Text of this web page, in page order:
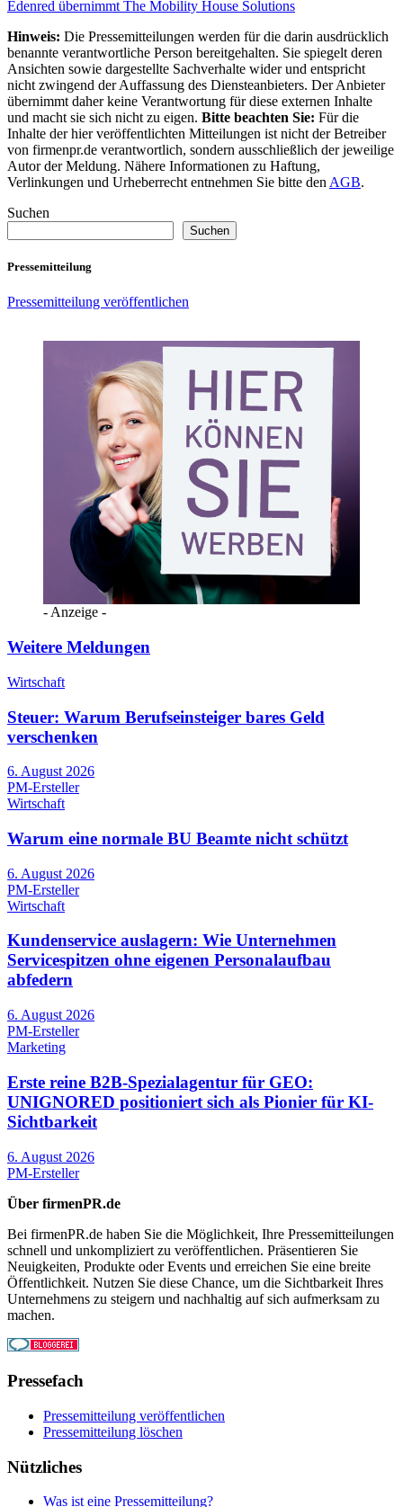
Edenred übernimmt The Mobility House Solutions
Hinweis: Die Pressemitteilungen werden für die darin ausdrücklich
benannte verantwortliche Person bereitgehalten. Sie spiegelt deren
Ansichten sowie dargestellte Sachverhalte wider und entspricht
nicht zwingend der Auffassung des Diensteanbieters. Der Anbieter
übernimmt daher keine Verantwortung für diese externen Inhalte
und macht sie sich nicht zu eigen. Bitte beachten Sie: Für die
Inhalte der hier veröffentlichten Mitteilungen ist nicht der Betreiber
von firmenpr.de verantwortlich, sondern ausschließlich der jeweilige
Autor der Meldung. Nähere Informationen zu Haftung,
Verlinkungen und Urheberrecht entnehmen Sie bitte den AGB.
Suchen
Suchen
Pressemitteilung
Pressemitteilung veröffentlichen
- Anzeige -
Weitere Meldungen
Wirtschaft
Steuer: Warum Berufseinsteiger bares Geld
verschenken
6. August 2026
PM-Ersteller
Wirtschaft
Warum eine normale BU Beamte nicht schützt
6. August 2026
PM-Ersteller
Wirtschaft
Kundenservice auslagern: Wie Unternehmen
Servicespitzen ohne eigenen Personalaufbau
abfedern
6. August 2026
PM-Ersteller
Marketing
Erste reine B2B-Spezialagentur für GEO:
UNIGNORED positioniert sich als Pionier für KI-
Sichtbarkeit
6. August 2026
PM-Ersteller
Über firmenPR.de
Bei firmenPR.de haben Sie die Möglichkeit, Ihre Pressemitteilungen
schnell und unkompliziert zu veröffentlichen. Präsentieren Sie
Neuigkeiten, Produkte oder Events und erreichen Sie eine breite
Öffentlichkeit. Nutzen Sie diese Chance, um die Sichtbarkeit Ihres
Unternehmens zu steigern und nachhaltig auf sich aufmerksam zu
machen.
Pressefach
Pressemitteilung veröffentlichen
Pressemitteilung löschen
Nützliches
Was ist eine Pressemitteilung?